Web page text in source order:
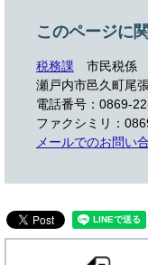
このページに
税務課
市民税係
瀬戸内市邑久町尾
電話番号：0869-
ファクシミリ：
メールでのお問い